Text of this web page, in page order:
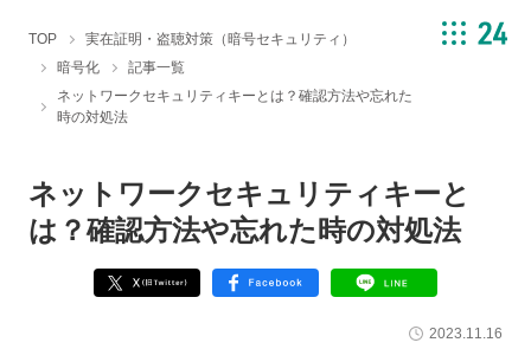
TOP
実在証明・盗聴対策（暗号セキュリティ）
暗号化
記事一覧
ネットワークセキュリティキーとは？確認方法や忘れた
時の対処法
ネットワークセキュリティキーと
は？確認方法や忘れた時の対処法
2023.11.16